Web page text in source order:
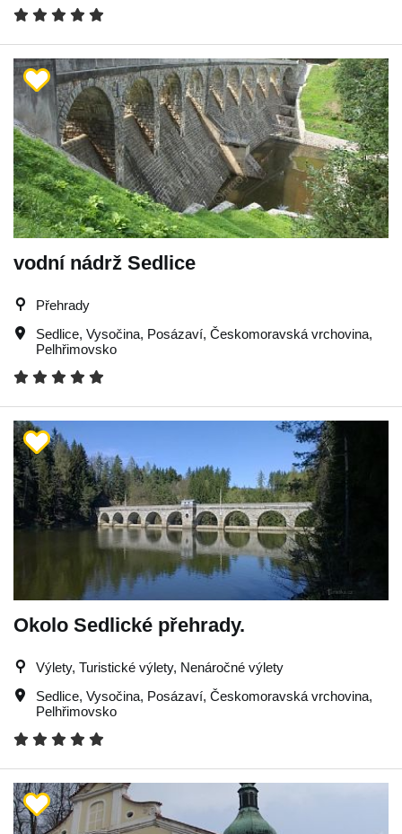
vodní nádrž Sedlice
Přehrady
Sedlice, Vysočina, Posázaví, Českomoravská vrchovina,
Pelhřimovsko
Okolo Sedlické přehrady.
Výlety, Turistické výlety, Nenáročné výlety
Sedlice, Vysočina, Posázaví, Českomoravská vrchovina,
Pelhřimovsko